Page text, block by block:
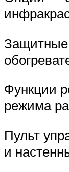
Функции
режима
Пульт
и